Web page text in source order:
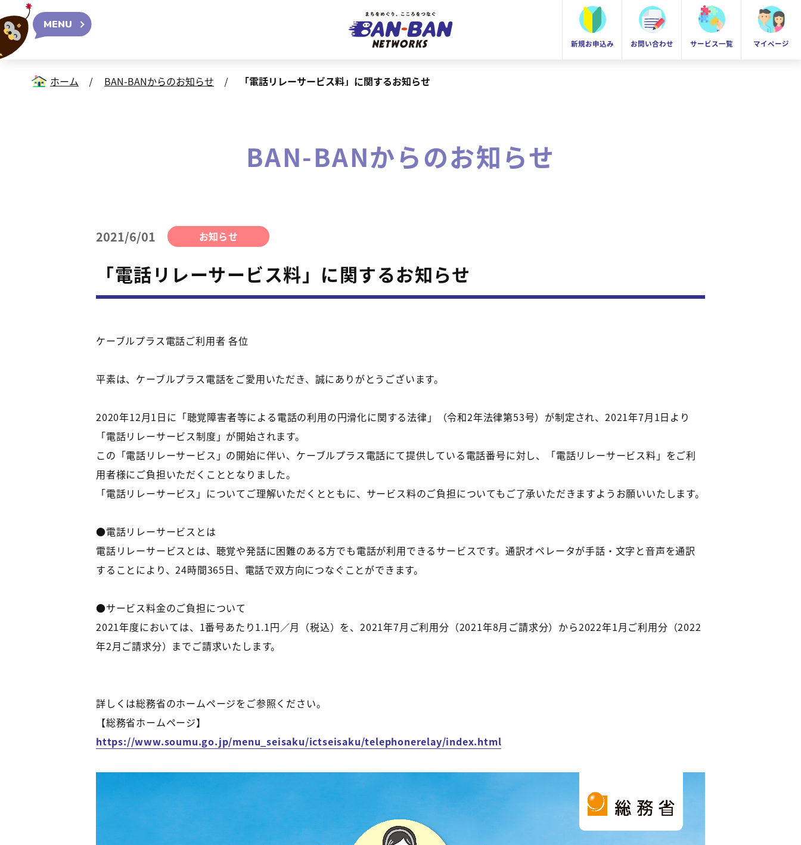
MENU
新規お申込み お問い合わせ サービス一覧 マイページ
ホーム BAN-BANからのお知らせ 「電話リレーサービス料」に関するお知らせ
BAN-BANからのお知らせ
「電話リレーサービス料」に関するお知らせ
2021/6/01 お知らせ
ケーブルプラス電話ご利用者 各位
平素は、ケーブルプラス電話をご愛用いただき、誠にありがとうございます。
2020年12月1日に「聴覚障害者等による電話の利用の円滑化に関する法律」（令和2年法律第53号）が制定され、2021年7月1日より
「電話リレーサービス制度」が開始されます。
この「電話リレーサービス」の開始に伴い、 ケーブルプラス電話にて提供している電話番号に対し、「電話リレーサービス料」をご利
用者様にご負担いただくこととなりました。
「電話リレーサービス」についてご理解いただくとともに、サービス料のご負担についてもご了承いただきますようお願いいたします。
●電話リレーサービスとは
電話リレーサービスとは、聴覚や発話に困難のある方でも電話が利用できるサービスです。通訳オペレータが手話・文字と音声を通訳
することにより、24時間365日、電話で双方向につなぐことができます。
●サービス料金のご負担について
2021年度においては、1番号あたり1.1円／月（税込）を、2021年7月ご利用分（2021年8月ご請求分）から2022年1月ご利用分（2022
年2月ご請求分）までご請求いたします。
詳しくは総務省のホームページをご参照ください。
【総務省ホームページ】
https://www.soumu.go.jp/menu_seisaku/ictseisaku/telephonerelay/index.html